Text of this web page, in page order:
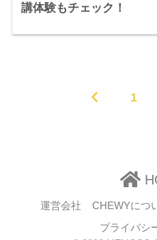
講体験もチェック！
1
運営会社 CHEWYにつ
プライバシ